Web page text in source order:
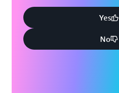
Yes
No